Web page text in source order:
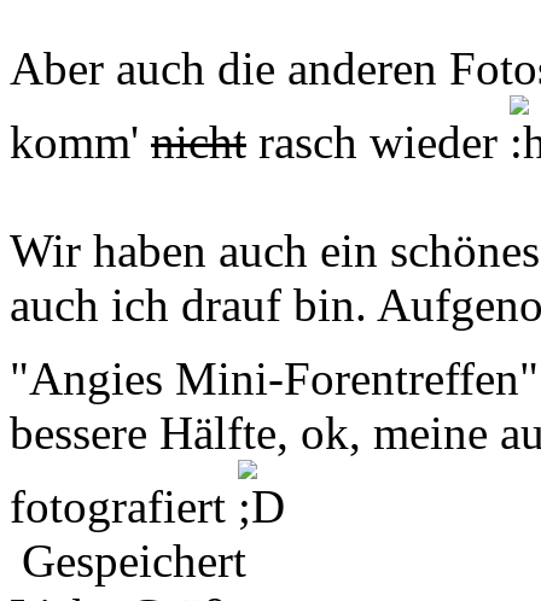
Aber auch die anderen
komm' nicht rasch wieder
Wir haben auch ein
auch ich drauf bin.
"Angies Mini-
bessere Hälfte, ok, meine
fotografiert
Gespeichert